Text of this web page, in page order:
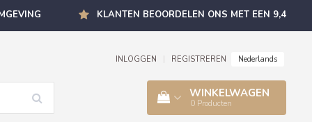
KLANTEN BEOORDELEN ONS MET EEN 9,4
INLOGGEN REGISTREREN Nederlands
WINKELWAGEN
0 Producten